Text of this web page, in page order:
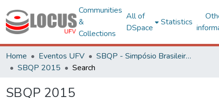
Communities
&
Collections
All of
DSpace
Statistics
Home Eventos UFV
SBQP - Simpósio Brasileiro de Qualidade do Projeto no Ambiente Construído
SBQP 2015
Search
SBQP 2015